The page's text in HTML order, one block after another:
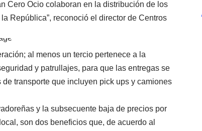
Cero Ocio colaboran en la distribución de los
República”, reconoció el director de Centros
al menos un tercio pertenece a la
y patrullajes, para que las entregas se
transporte que incluyen pick ups y camiones
y la subsecuente baja de precios por
son dos beneficios que, de acuerdo al